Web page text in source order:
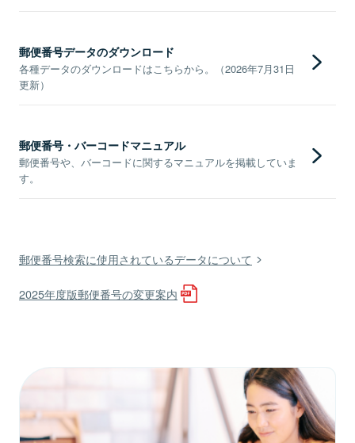
郵便番号データのダウンロード
各種データのダウンロードはこちらから。（2026年7月31日
更新）
郵便番号・バーコードマニュアル
郵便番号や、バーコードに関するマニュアルを掲載していま
す。
郵便番号検索に使用されているデータについて
2025年度版郵便番号の変更案内